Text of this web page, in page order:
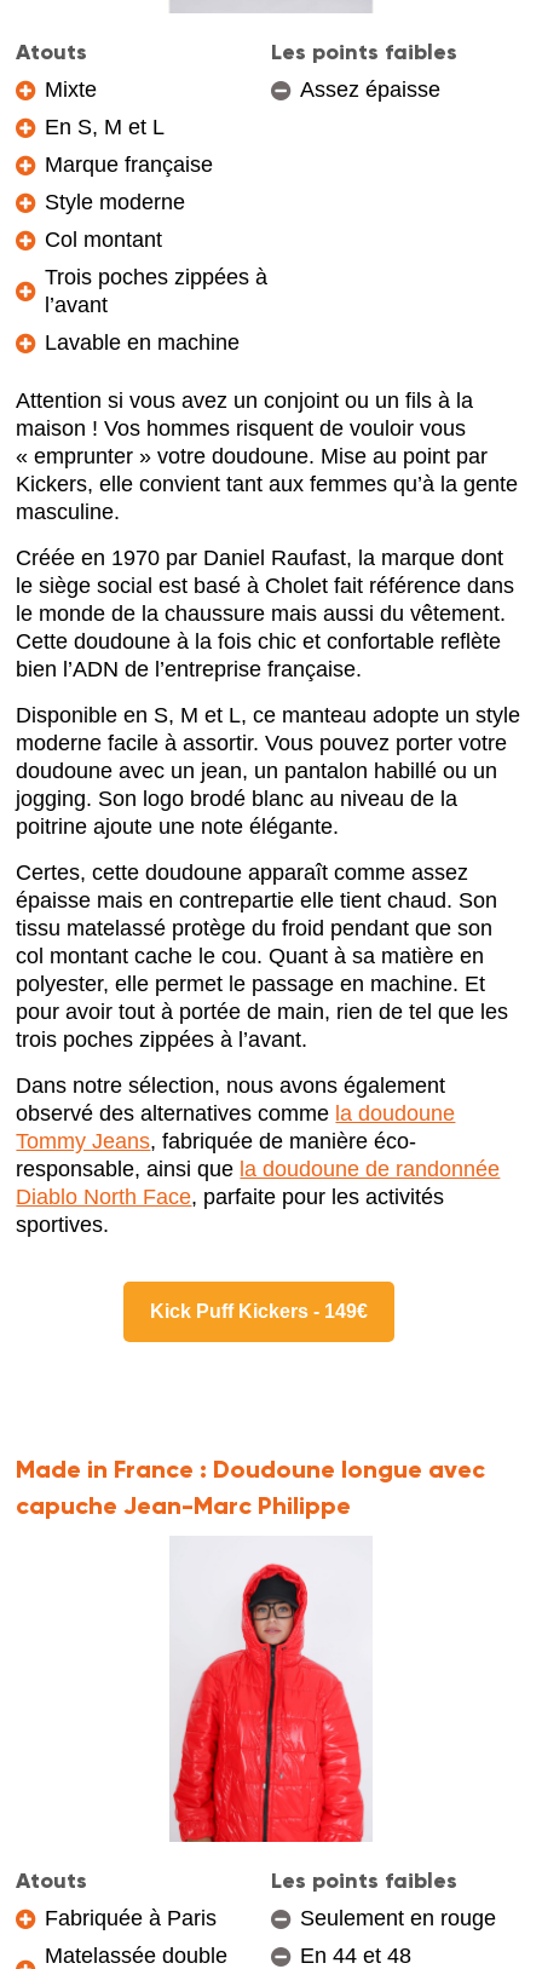
Atouts
Mixte
En S, M et L
Marque française
Style moderne
Col montant
Trois poches zippées à
l’avant
Lavable en machine
Les points faibles
Assez épaisse
Attention si vous avez un conjoint ou un fils à la
maison ! Vos hommes risquent de vouloir vous
« emprunter » votre doudoune. Mise au point par
Kickers, elle convient tant aux femmes qu’à la gente
masculine.
Créée en 1970 par Daniel Raufast, la marque dont
le siège social est basé à Cholet fait référence dans
le monde de la chaussure mais aussi du vêtement.
Cette doudoune à la fois chic et confortable reflète
bien l’ADN de l’entreprise française.
Disponible en S, M et L, ce manteau adopte un style
moderne facile à assortir. Vous pouvez porter votre
doudoune avec un jean, un pantalon habillé ou un
jogging. Son logo brodé blanc au niveau de la
poitrine ajoute une note élégante.
Certes, cette doudoune apparaît comme assez
épaisse mais en contrepartie elle tient chaud. Son
tissu matelassé protège du froid pendant que son
col montant cache le cou. Quant à sa matière en
polyester, elle permet le passage en machine. Et
pour avoir tout à portée de main, rien de tel que les
trois poches zippées à l’avant.
Dans notre sélection, nous avons également
observé des alternatives comme la doudoune
Tommy Jeans, fabriquée de manière éco-
responsable, ainsi que la doudoune de randonnée
Diablo North Face, parfaite pour les activités
sportives.
Kick Puff Kickers - 149€
Made in France : Doudoune longue avec
capuche Jean-Marc Philippe
Atouts
Fabriquée à Paris
Matelassée double
Les points faibles
Seulement en rouge
En 44 et 48